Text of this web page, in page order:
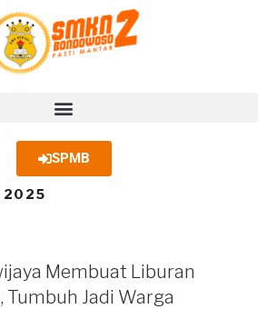
SPMB
2025
Membuat Liburan
Tumbuh Jadi Warga